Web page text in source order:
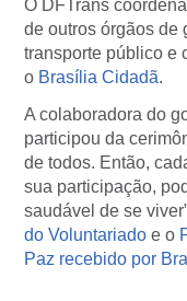
O DFTrans
de outros órgãos de
transporte público e
o Brasília Cidadã.
A colaboradora do
participou da
de todos. Então,
sua participação,
saudável de se
do Voluntariado e o
Paz recebido por